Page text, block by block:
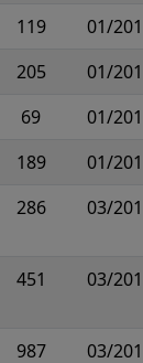
119
01/
205
01/
69
01/
189
01/
286 03/
451 03/
987 03/